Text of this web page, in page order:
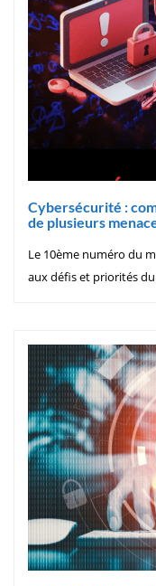
Cybersécurité :
de plusieurs
Le 10ème numéro du
aux défis et priorités